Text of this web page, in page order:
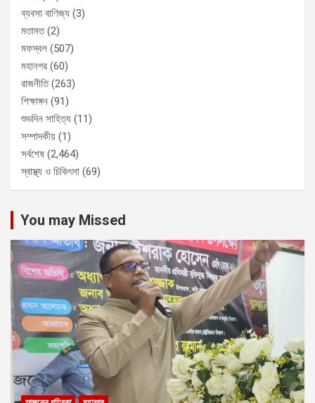
ব্যবসা বাণিজ্য (3)
মতামত(2)
মফস্বল (507)
মহানগর (60)
রাজনীতি(263)
শিক্ষাঙ্গন (91)
শুভদিন সাহিত্য (11)
সম্পাদকীয় (1)
সর্বশেষ (2,464)
স্বাস্থ্য ও চিকিৎসা (69)
You may Missed